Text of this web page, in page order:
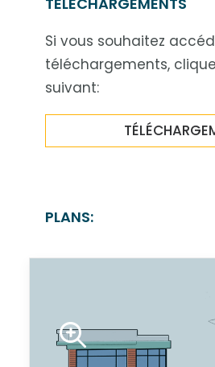
Si vous souhaitez
téléchargements,
suivant:
PLANS: